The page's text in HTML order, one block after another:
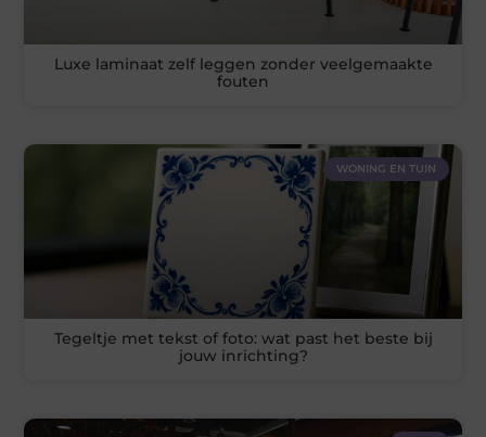
Luxe laminaat zelf leggen zonder veelgemaakte
fouten
WONING EN TUIN
Tegeltje met tekst of foto: wat past het beste bij
jouw inrichting?